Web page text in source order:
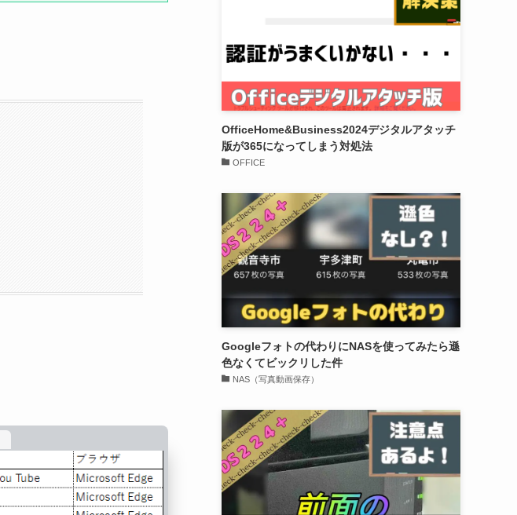
OfficeHome&Business2024デジタルアタッチ
版が365になってしまう対処法
OFFICE
Googleフォトの代わりにNASを使ってみたら遜
色なくてビックリした件
NAS（写真動画保存）